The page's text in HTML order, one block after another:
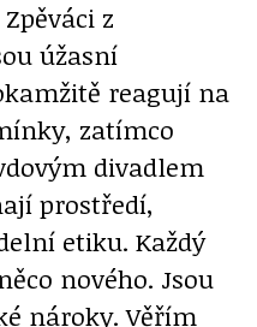
z
úžasní
reagují na
zatímco
divadlem
prostředí,
etiku. Každý
nového. Jsou
nároky. Věřím